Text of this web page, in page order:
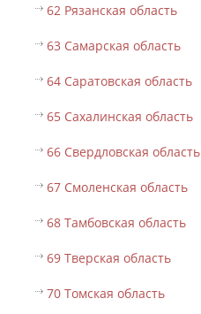
62 Рязанская область
63 Самарская область
64 Саратовская область
65 Сахалинская область
66 Свердловская область
67 Смоленская область
68 Тамбовская область
69 Тверская область
70 Томская область